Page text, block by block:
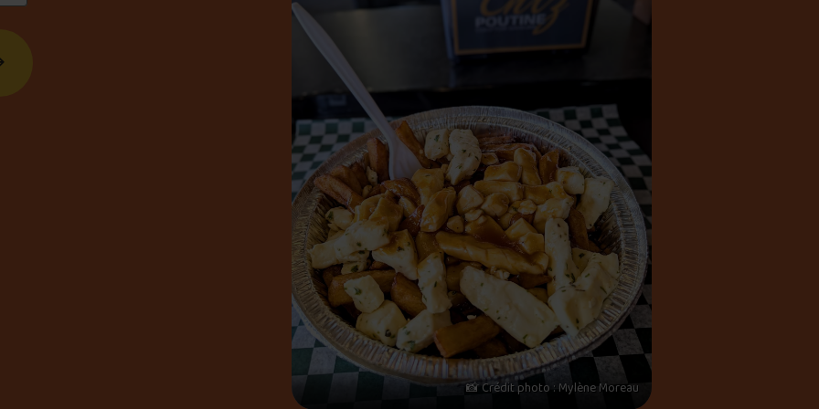
📸 Crédit photo : Mylène Moreau